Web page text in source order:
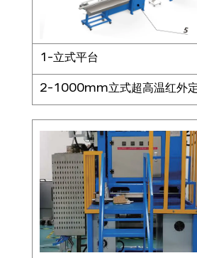
1-立式平台
2-1000mm立式超高温红外